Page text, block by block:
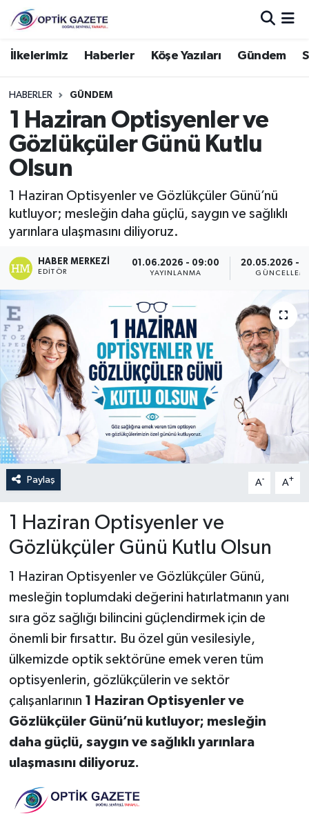
İlkelerimiz Haberler Köşe Yazıları Gündem
HABERLER GÜNDEM
1 Haziran Optisyenler ve
Gözlükçüler Günü Kutlu
Olsun
1 Haziran Optisyenler ve Gözlükçüler Günü’nü
kutluyor; mesleğin daha güçlü, saygın ve sağlıklı
yarınlara ulaşmasını diliyoruz.
HABER MERKEZI
EDITÖR
01.06.2026 - 09:00
YAYINLANMA
20.05.2026 -
Paylaş A- A+
1 Haziran Optisyenler ve
Gözlükçüler Günü Kutlu Olsun
1 Haziran Optisyenler ve Gözlükçüler Günü,
mesleğin toplumdaki değerini hatırlatmanın yanı
sıra göz sağlığı bilincini güçlendirmek için de
önemli bir fırsattır. Bu özel gün vesilesiyle,
ülkemizde optik sektörüne emek veren tüm
optisyenlerin, gözlükçülerin ve sektör
çalışanlarının 1 Haziran Optisyenler ve
Gözlükçüler Günü’nü kutluyor; mesleğin
daha güçlü, saygın ve sağlıklı yarınlara
ulaşmasını diliyoruz.
Nöbetçi Eczaneler
Hava Durumu
İstanbul Namaz Vakitleri
Trafik Durumu
Süper Lig Puan Durumu ve Fikstür
Tüm Manşetler
Son Dakika Haberleri